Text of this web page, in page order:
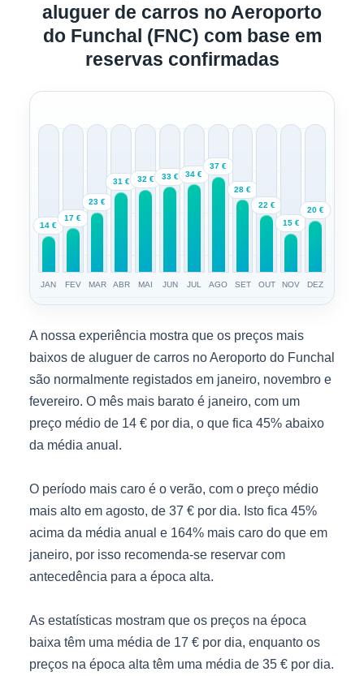
aluguer de carros no Aeroporto
do Funchal (FNC) com base em
reservas confirmadas
14 €
JAN
17 €
FEV
23 €
MAR
31 €
ABR
32 €
MAI
33 €
JUN
34 €
JUL
37 €
AGO
28 €
SET
22 €
OUT
15 €
NOV
20 €
DEZ
A nossa experiência mostra que os preços mais
baixos de aluguer de carros no Aeroporto do Funchal
são normalmente registados em janeiro, novembro e
fevereiro. O mês mais barato é janeiro, com um
preço médio de 14 € por dia, o que fica 45% abaixo
da média anual.
O período mais caro é o verão, com o preço médio
mais alto em agosto, de 37 € por dia. Isto fica 45%
acima da média anual e 164% mais caro do que em
janeiro, por isso recomenda-se reservar com
antecedência para a época alta.
As estatísticas mostram que os preços na época
baixa têm uma média de 17 € por dia, enquanto os
preços na época alta têm uma média de 35 € por dia.